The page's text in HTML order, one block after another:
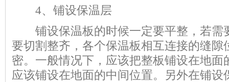
4、铺设保温层
铺设保温板的时候一定要平整，若需
要切割整齐，各个保温板相互连接的缝隙
密。一般情况下，应该把整板铺设在地面
应该铺设在地面的中间位置。另外在铺设